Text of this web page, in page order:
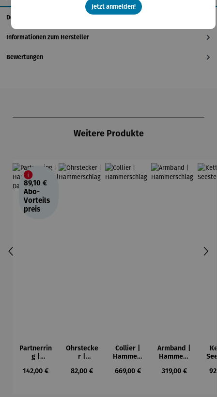
Details
Informationen zum Hersteller
Bewertungen
Weitere Produkte
89,10 €
Abo-
Vorteils
preis
Partnerrin
g |
chlag |
Regulärer Preis:
142,00 €
Ohrstecke
r |
chlag
Regulärer Preis:
82,00 €
Collier |
Hammers
Regulärer Preis:
669,00 €
Armband |
Hammers
Regulärer Preis:
319,00 €
Jetzt anmelden!